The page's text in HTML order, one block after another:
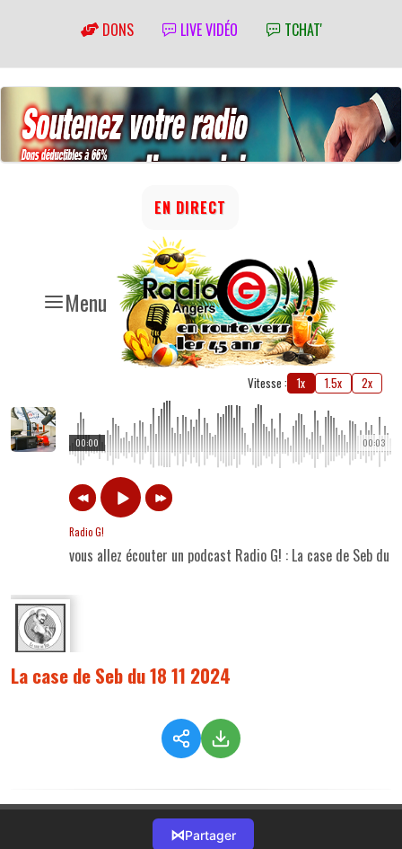
DONS LIVE VIDÉO TCHAT'
Menu
EN DIRECT
Vitesse : 1x 1.5x 2x
00:03
00:00
Radio G!
vous allez écouter un podcast Radio G! : La case de Seb du
La case de Seb du 18 11 2024
⋈Partager